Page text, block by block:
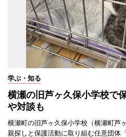
学ぶ・知る
横瀬の旧芦ヶ久保小学校で
や対談も
横瀬町の旧芦ヶ久保小学校（横瀬町芦
親探しと保護活動に取り組む任意団体